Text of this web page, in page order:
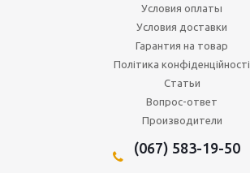
Условия оплаты
Условия доставки
Гарантия на товар
Політика конфіденційності
Статьи
Вопрос-ответ
Производители
(067) 583-19-50